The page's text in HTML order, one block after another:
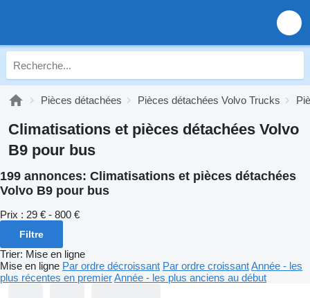
Pièces détachées Pièces détachées Volvo Trucks
Climatisations et pièces détachées Volvo
B9 pour bus
199 annonces: Climatisations et pièces détachées
Volvo B9 pour bus
Prix : 29 € - 800 €
Filtre
Trier: Mise en ligne
Mise en ligne Par ordre décroissant Par ordre croissantAnnée - les
plus récentes en premierAnnée - les plus anciens au début